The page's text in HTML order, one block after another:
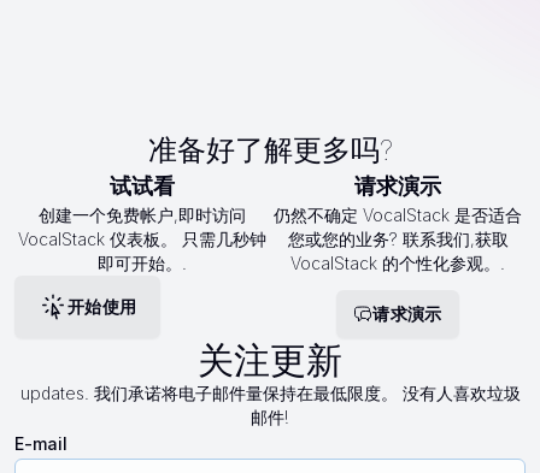
准备好了解更多吗?
试试看
创建一个免费帐户,即时访问
VocalStack 仪表板。 只需几秒钟
即可开始。.
开始使用
请求演示
仍然不确定 VocalStack 是否适合
您或您的业务? 联系我们,获取
VocalStack 的个性化参观。.
请求演示
E-mail
关注更新
updates. 我们承诺将电子邮件量保持在最低限度。 没有人喜欢垃圾
邮件!